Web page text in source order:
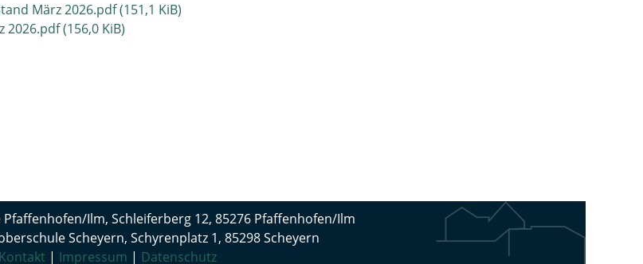
März 2026.pdf(151,1 KiB)
2026.pdf(156,0 KiB)
Ilm, Schleiferberg 12, 85276 Pfaffenhofen/Ilm
Scheyern, Schyrenplatz 1, 85298 Scheyern
Kontakt | Impressum | Datenschutz